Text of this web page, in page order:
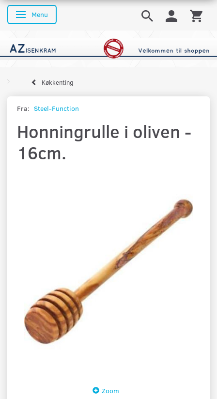
Skifte navigation
Menu
Køkkenting
Fra: Steel-Function
Honningrulle i oliven -
16cm.
Zoom